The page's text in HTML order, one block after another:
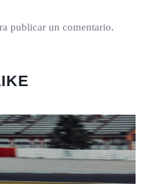
publicar un comentario.